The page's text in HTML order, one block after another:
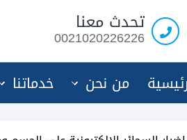
تحدث معنا
0021020226226
من نحن خدماتنا